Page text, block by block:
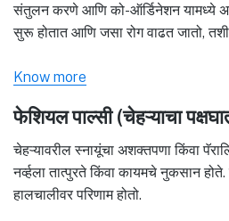
संतुलन करणे आणि को-ऑर्डिनेशन यामध्ये
सुरू होतात आणि जसा रोग वाढत जातो,
Know more
फेशियल पाल्सी (चेहऱ्याचा
चेहऱ्यावरील स्नायूंचा अशक्तपणा किंवा
नर्व्हला तात्पुरते किंवा कायमचे नुकसान
हालचालीवर परिणाम होतो.